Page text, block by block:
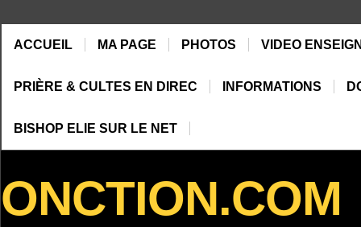
ACCUEIL MA PAGE PHOTOS VIDEO
PRIÈRE & CULTES EN DIREC INFORMATIONS
BISHOP ELIE SUR LE NET
ONCTION.COM